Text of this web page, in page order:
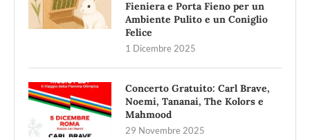
Fieniera e Porta Fieno per un
Ambiente Pulito e un Coniglio
Felice
1 Dicembre 2025
Concerto Gratuito: Carl Brave,
Noemi, Tananai, The Kolors e
Mahmood
29 Novembre 2025